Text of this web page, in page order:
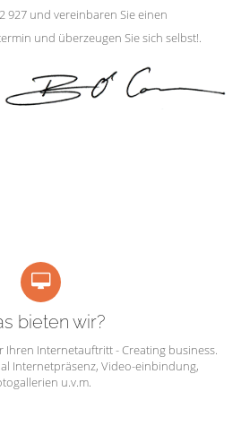
927 und vereinbaren Sie einen
und überzeugen Sie sich selbst!.
bieten wir?
Ihren Internetauftritt - Creating business.
Internetpräsenz, Video-einbindung,
u.v.m.